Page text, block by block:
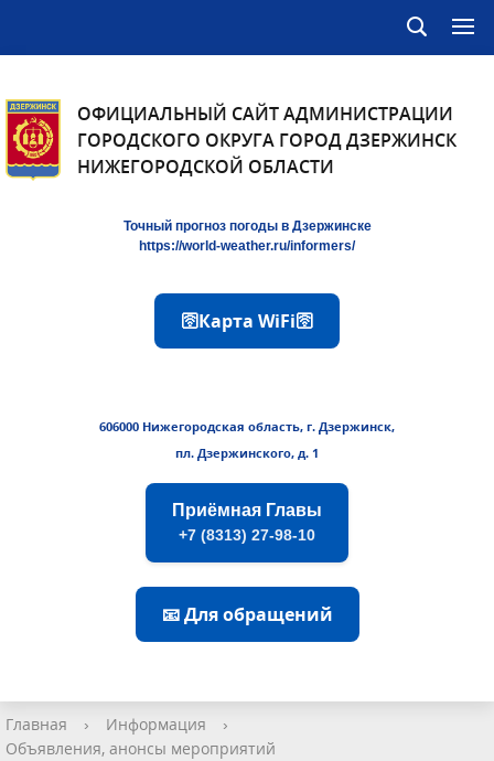
ОФИЦИАЛЬНЫЙ САЙТ АДМИНИСТРАЦИИ
ГОРОДСКОГО ОКРУГА ГОРОД ДЗЕРЖИНСК
НИЖЕГОРОДСКОЙ ОБЛАСТИ
Точный прогноз погоды в Дзержинске
https://world-weather.ru/informers/
🛜Карта WiFi🛜
606000 Нижегородская область, г. Дзержинск,
пл. Дзержинского, д. 1
Приёмная Главы
+7 (8313) 27-98-10
📧 Для обращений
Главная › Информация
›
Объявления, анонсы мероприятий